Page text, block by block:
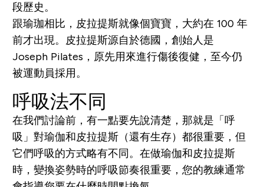
段歷史。
跟瑜珈相比，皮拉提斯就像個寶寶，大約在 100 年
前才出現。皮拉提斯源自於德國，創始人是
Joseph Pilates，原先用來進行傷後復健，至今仍
被運動員採用。
呼吸法不同
在我們討論前，有一點要先說清楚，那就是「呼
吸」對瑜伽和皮拉提斯（還有生存）都很重要，但
它們呼吸的方式略有不同。在做瑜伽和皮拉提斯
時，變換姿勢時的呼吸節奏很重要，您的教練通常